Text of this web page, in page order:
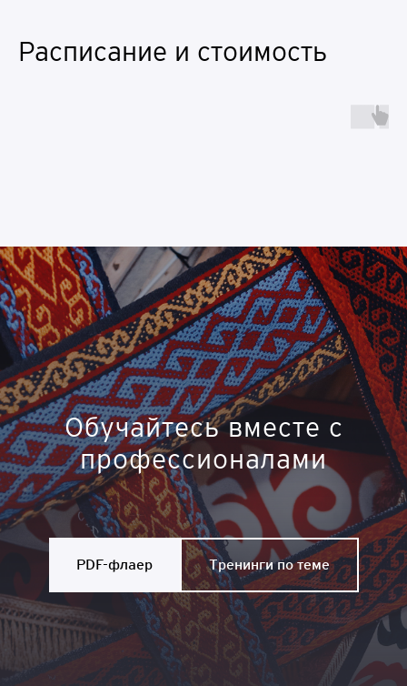
Расписание и стоимость
Обучайтесь вместе с
профессионалами
PDF-флаер Тренинги по теме